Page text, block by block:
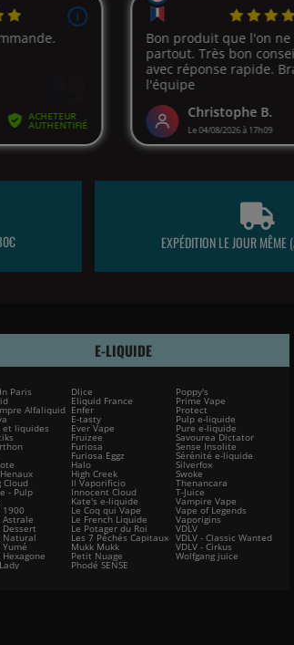
EXPÉDITION LE JOUR MÊME
E-LIQUIDE
Paris
Alfaliquid
et liquides
Cloud
- Pulp
1900
Astrale
Dessert
Natural
Dlice
Eliquid France
Enfer
E-tasty
Ever Vape
Fruizee
Furiosa
Furiosa Eggz
Halo
High Creek
Il Vaporificio
Innocent Cloud
Kate's e-liquide
Le Coq qui Vape
Le French Liquide
Le Potager du Roi
Les 7 Péchés Capitaux
Mukk Mukk
Petit Nuage
Phodé SENSE
Poppy's
Prime Vape
Protect
Pulp e-liquide
Pure e-liquide
Savourea Dictator
Sense Insolite
Sérénité e-liquide
Silverfox
Swoke
Thenancara
T-Juice
Vampire Vape
Vape of Legends
Vaporigins
VDLV
VDLV - Classic Wanted
VDLV - Cirkus
Wolfgang juice